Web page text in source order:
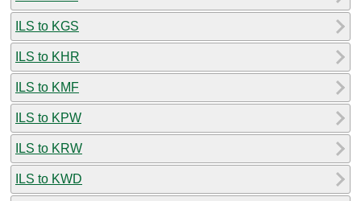
ILS to KGS
ILS to KHR
ILS to KMF
ILS to KPW
ILS to KRW
ILS to KWD